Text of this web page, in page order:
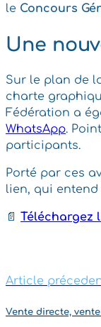
le Concours
Une
Sur le plan de
charte
Fédération a
WhatsApp.
participants.
Porté par ces
lien, qui
📄 Téléchargez
Article
Vente directe,